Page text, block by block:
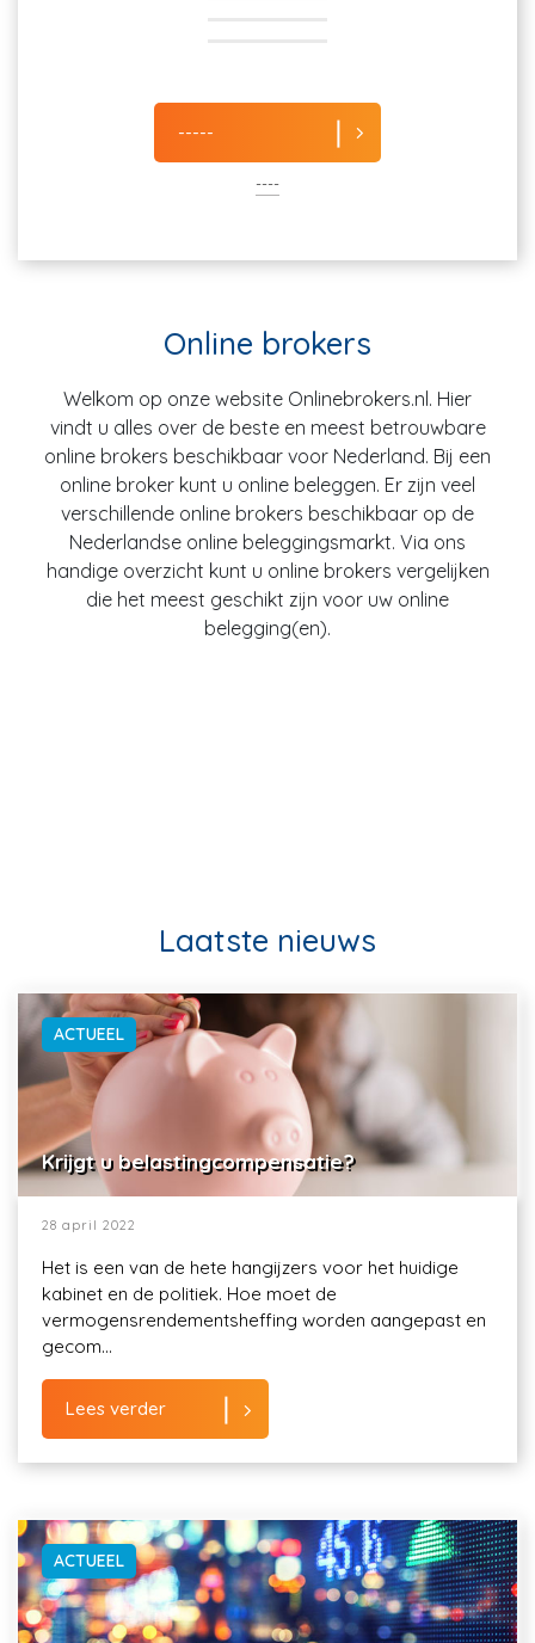
-----
----
Online brokers
Welkom op onze website Onlinebrokers.nl. Hier
vindt u alles over de beste en meest betrouwbare
online brokers beschikbaar voor Nederland. Bij een
online broker kunt u online beleggen. Er zijn veel
verschillende online brokers beschikbaar op de
Nederlandse online beleggingsmarkt. Via ons
handige overzicht kunt u online brokers vergelijken
die het meest geschikt zijn voor uw online
belegging(en).
Laatste nieuws
ACTUEEL
Krijgt u belastingcompensatie?
28 april 2022
Het is een van de hete hangijzers voor het huidige
kabinet en de politiek. Hoe moet de
vermogensrendementsheffing worden aangepast en
gecom...
Lees verder
ACTUEEL